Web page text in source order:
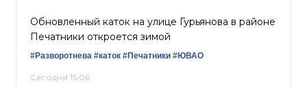
Обновленный каток на улице Гурьянова в районе
Печатники откроется зимой
#Разворотнева #каток #Печатники #ЮВАО
Сегодня 15:06